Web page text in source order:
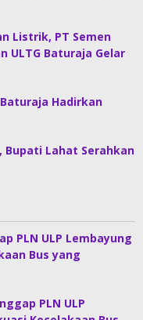
Listrik, PT Semen
ULTG Baturaja Gelar
Baturaja Hadirkan
Bupati Lahat Serahkan
PLN ULP Lembayung
Bus yang
PLN ULP